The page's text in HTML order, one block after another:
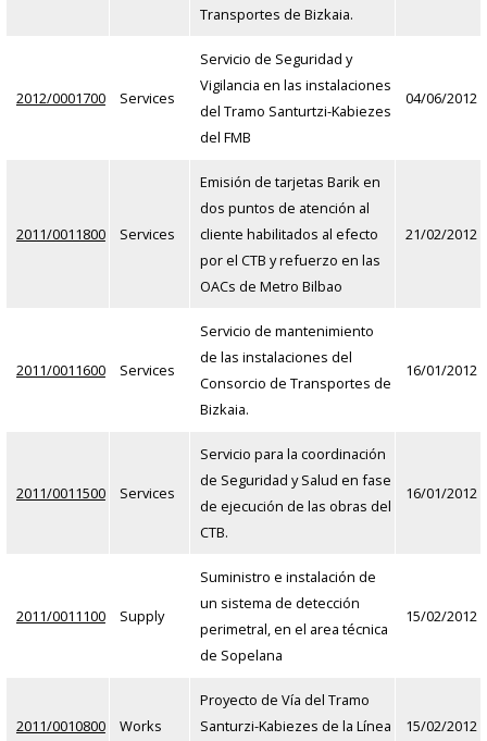
Transportes de Bizkaia.
2012/0001700 Services
Servicio de Seguridad y
Vigilancia en las instalaciones
del Tramo Santurtzi-Kabiezes
del FMB
04/06/2012
2011/0011800 Services
Emisión de tarjetas Barik en
dos puntos de atención al
cliente habilitados al efecto
por el CTB y refuerzo en las
OACs de Metro Bilbao
21/02/2012
2011/0011600 Services
Servicio de mantenimiento
de las instalaciones del
Consorcio de Transportes de
Bizkaia.
16/01/2012
2011/0011500 Services
Servicio para la coordinación
de Seguridad y Salud en fase
de ejecución de las obras del
CTB.
16/01/2012
2011/0011100 Supply
Suministro e instalación de
un sistema de detección
perimetral, en el area técnica
de Sopelana
15/02/2012
2011/0010800 Works
Proyecto de Vía del Tramo
Santurzi-Kabiezes de la Línea
15/02/2012